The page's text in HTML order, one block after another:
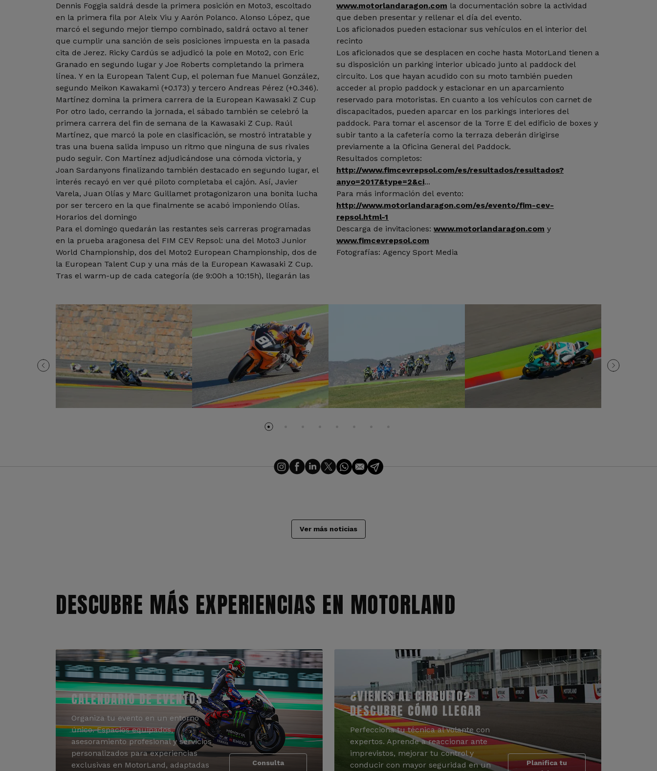
Dennis Foggia saldrá desde la primera posición en Moto3, escoltado
en la primera fila por Aleix Viu y Aarón Polanco. Alonso López, que
marcó el segundo mejor tiempo combinado, saldrá octavo al tener
que cumplir una sanción de seis posiciones impuesta en la pasada
cita de Jerez. Ricky Cardús se adjudicó la pole en Moto2, con Eric
Granado en segundo lugar y Joe Roberts completando la primera
línea. Y en la European Talent Cup, el poleman fue Manuel González,
segundo Meikon Kawakami (+0.173) y tercero Andreas Pérez (+0.346).
Martínez domina la primera carrera de la European Kawasaki Z Cup
Por otro lado, cerrando la jornada, el sábado también se celebró la
primera carrera del fin de semana de la Kawasaki Z Cup. Raúl
Martínez, que marcó la pole en clasificación, se mostró intratable y
tras una buena salida impuso un ritmo que ninguna de sus rivales
pudo seguir. Con Martínez adjudicándose una cómoda victoria, y
Joan Sardanyons finalizando también destacado en segundo lugar, el
interés recayó en ver qué piloto completaba el cajón. Así, Javier
Varela, Juan Olías y Marc Guillamet protagonizaron una bonita lucha
por ser tercero en la que finalmente se acabó imponiendo Olías.
Horarios del domingo
Para el domingo quedarán las restantes seis carreras programadas
en la prueba aragonesa del FIM CEV Repsol: una del Moto3 Junior
World Championship, dos del Moto2 European Championship, dos de
la European Talent Cup y una más de la European Kawasaki Z Cup.
Tras el warm-up de cada categoría (de 9:00h a 10:15h), llegarán las
www.motorlandaragon.com la documentación sobre la actividad
que deben presentar y rellenar el día del evento.
Los aficionados pueden estacionar sus vehículos en el interior del
recinto
Los aficionados que se desplacen en coche hasta MotorLand tienen a
su disposición un parking interior ubicado junto al paddock del
circuito. Los que hayan acudido con su moto también pueden
acceder al propio paddock y estacionar en un aparcamiento
reservado para motoristas. En cuanto a los vehículos con carnet de
discapacitados, pueden aparcar en los parkings interiores del
paddock. Para tomar el ascensor de la Torre E del edificio de boxes y
subir tanto a la cafetería como la terraza deberán dirigirse
previamente a la Oficina General del Paddock.
Resultados completos:
http://www.fimcevrepsol.com/es/resultados/resultados?
anyo=2017&type=2&ci...
Para más información del evento:
http://www.motorlandaragon.com/es/evento/fim-cev-
repsol.html-1
Descarga de invitaciones: www.motorlandaragon.com y
www.fimcevrepsol.com
Fotografías: Agency Sport Media
Ver más noticias
DESCUBRE MÁS EXPERIENCIAS EN MOTORLAND
CALENDARIO DE EVENTOS
Organiza tu evento en un entorno
único. Espacios equipados,
asesoramiento profesional y servicios
personalizados para experiencias
exclusivas en MotorLand, adaptadas
Consulta
¿VIENES AL CIRCUITO?
DESCUBRE CÓMO LLEGAR
Perfecciona tu técnica al volante con
expertos. Aprende a reaccionar ante
imprevistos, mejorar tu control y
conducir con mayor seguridad en un
Planifica tu